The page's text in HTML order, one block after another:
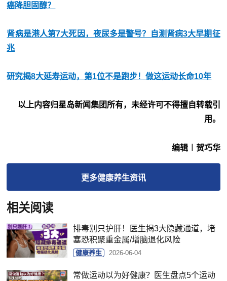
癌降胆固醇？
肾病是港人第7大死因，夜尿多是警号？自测肾病3大早期征
兆
研究揭8大延寿运动，第1位不是跑步！做这运动长命10年
以上内容归星岛新闻集团所有，未经许可不得擅自转载引
用。
编辑︱贺巧华
更多健康养生资讯
相关阅读
排毒别只护肝！医生揭3大隐藏通道，堵
塞恐积聚重金属/增脑退化风险
健康养生 2026-06-04
常做运动以为好健康？医生盘点5个运动